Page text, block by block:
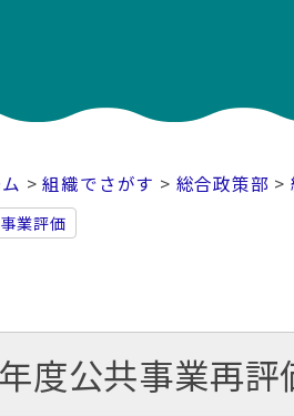
>組織でさがす > 総合政策部 >
業評価
度公共事業再評